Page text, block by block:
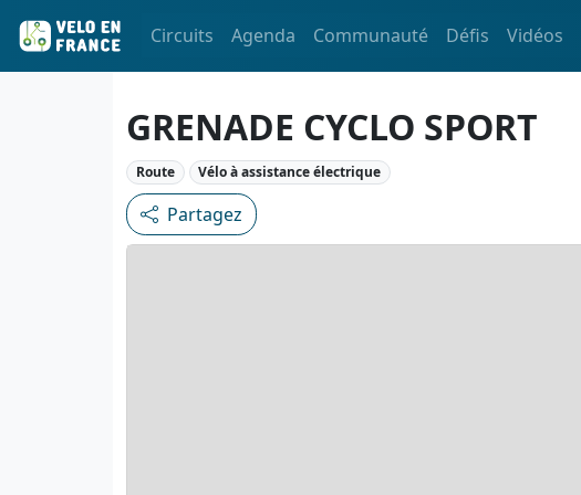
Circuits Agenda Communauté Défis Vidéos
GRENADE CYCLO SPORT
Route Vélo à assistance électrique
Partagez